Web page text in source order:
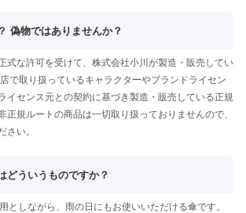
偽物ではありませんか？
式な許可を受けて、株式会社小川が製造・販売してい
で取り扱っているキャラクターやブランドライセン
イセンス元との契約に基づき製造・販売している正規
正規ルートの商品は一切取り扱っておりませんので、
さい。
どういうものですか？
としながら、雨の日にもお使いいただける傘です。